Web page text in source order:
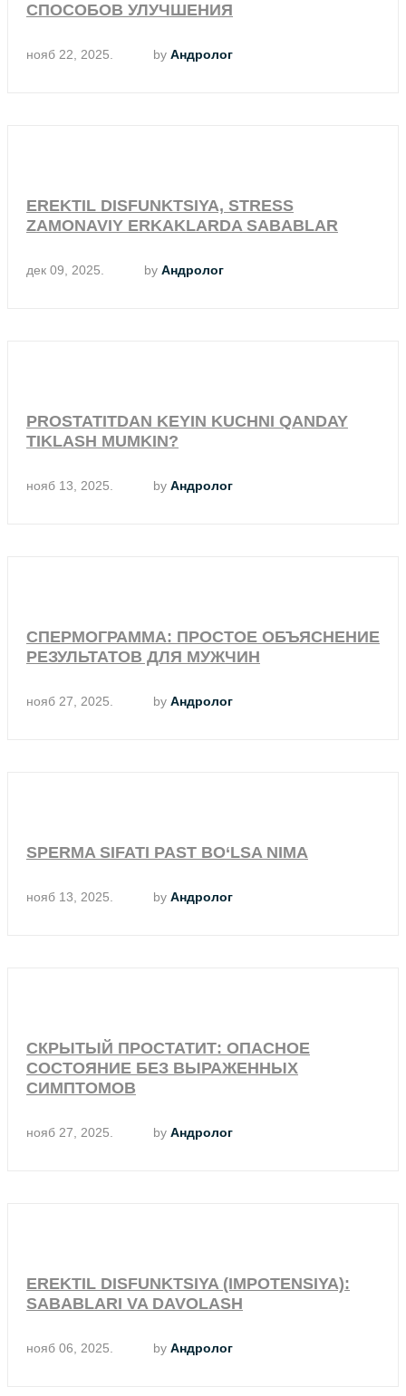
СПОСОБОВ УЛУЧШЕНИЯ
нояб 22, 2025. by Андролог
EREKTIL DISFUNKTSIYA, STRESS
ZAMONAVIY ERKAKLARDA SABABLAR
дек 09, 2025. by Андролог
PROSTATITDAN KEYIN KUCHNI QANDAY
TIKLASH MUMKIN?
нояб 13, 2025. by Андролог
СПЕРМОГРАММА: ПРОСТОЕ ОБЪЯСНЕНИЕ
РЕЗУЛЬТАТОВ ДЛЯ МУЖЧИН
нояб 27, 2025. by Андролог
SPERMA SIFATI PAST BO‘LSA NIMA
нояб 13, 2025. by Андролог
СКРЫТЫЙ ПРОСТАТИТ: ОПАСНОЕ
СОСТОЯНИЕ БЕЗ ВЫРАЖЕННЫХ
СИМПТОМОВ
нояб 27, 2025. by Андролог
EREKTIL DISFUNKTSIYA (IMPOTENSIYA):
SABABLARI VA DAVOLASH
нояб 06, 2025. by Андролог